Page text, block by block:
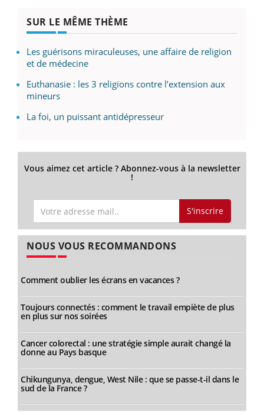
SUR LE MÊME THÈME
Les guérisons miraculeuses, une affaire de religion
et de médecine
Euthanasie : les 3 religions contre l’extension aux
mineurs
La foi, un puissant antidépresseur
Vous aimez cet article ? Abonnez-vous à la newsletter
!
S'inscrire
NOUS VOUS RECOMMANDONS
Comment oublier les écrans en vacances ?
Toujours connectés : comment le travail empiète de plus
en plus sur nos soirées
Cancer colorectal : une stratégie simple aurait changé la
donne au Pays basque
Chikungunya, dengue, West Nile : que se passe-t-il dans le
sud de la France ?